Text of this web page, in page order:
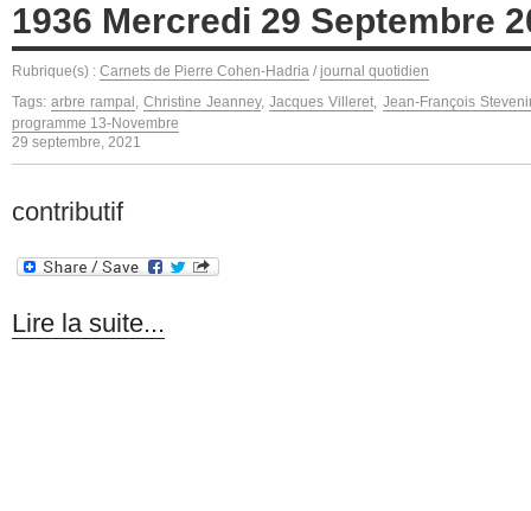
1936 Mercredi 29 Septembre
Rubrique(s) : Carnets de Pierre Cohen-Hadria / journal quotidien
Tags:arbre rampal ,Christine Jeanney,Jacques Villeret, Jean-François
programme 13-Novembre
29 septembre, 2021
contributif
Lire la suite...